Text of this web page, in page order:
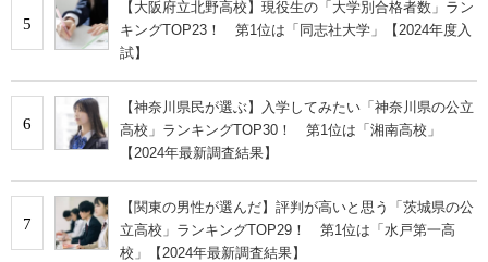
5
【大阪府立北野高校】現役生の「大学別合格者数」ラン
キングTOP23！ 第1位は「同志社大学」【2024年度入
試】
6
【神奈川県民が選ぶ】入学してみたい「神奈川県の公立
高校」ランキングTOP30！ 第1位は「湘南高校」
【2024年最新調査結果】
7
【関東の男性が選んだ】評判が高いと思う「茨城県の公
立高校」ランキングTOP29！ 第1位は「水戸第一高
校」【2024年最新調査結果】